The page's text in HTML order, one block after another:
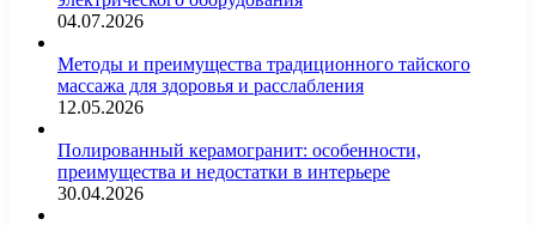
04.07.2026
Методы и преимущества традиционного тайского
массажа для здоровья и расслабления
12.05.2026
Полированный керамогранит: особенности,
преимущества и недостатки в интерьере
30.04.2026